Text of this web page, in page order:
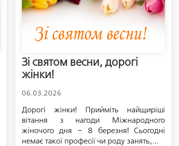
Зі святом весни, дорогі
жінки!
06.03.2026
Дорогі жінки! Прийміть найщиріші
вітання з нагоди Міжнародного
жіночого дня – 8 березня! Сьогодні
немає такої професії чи роду занять,...